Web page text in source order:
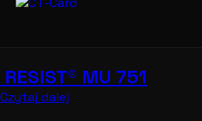
Przejdź
RESIST® MU 751
Czytaj dalej